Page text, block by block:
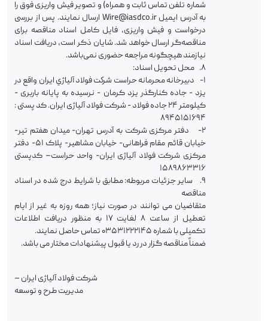
شماره تلفن تماس ثابت و همراه) و تصویر فیش واریزی فوق را
به آدرس ایمیل Wire@iasdco.ir ارسال نمایند. پس از بررسی
درخواست و فیش واریزی، فایل کامل اسناد مناقصه برای
مناقصه‌گر ارسال خواهد شد. شایان ذکر است، دریافت اسناد
نیازمند هیچگونه مراجعه حضوری نمی‌باشد.
8. محل تحویل اسناد:
1- دبيرخانه محرمانه حراست شركت فولاد آلياژي ایران واقع در
یزد - جاده کنارگذر یزد کرمان - نرسیده به پایانه باربری -
کیلومتر 24 جاده فولاد - شرکت فولاد آلیاژی ایران. کد پستی :
8945151694
2- دفتر مرکزی شرکت به آدرس تهران- میدان هفتم تیر-
خیابان قائم مقام فراهانی- خیابان مشاهیر- پلاک 51- دفتر
مرکزی شرکت فولاد آلیاژی ایران- واحد حراست– کدپستی
1589863316
9. سایر جزئیات مربوطه: مطابق با شرایط درج شده در اسناد
مناقصه
متقاضیان می توانند در صورت نیاز؛ همه روزه به غیر از ایام
تعطیل از ساعت 8 لغایت 17 به منظور دریافت اطلاعات
تکمیلی با شماره 03531222145 تماس حاصل نمایند.
ضمناً مناقصه گزار در رد یا قبول پیشنهادات مختار می باشد.
شرکت فولاد آلیاژی ایران –
مدیریت طرح و توسعه